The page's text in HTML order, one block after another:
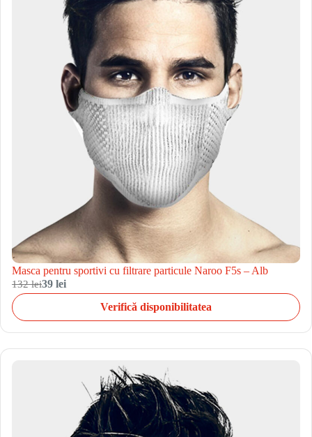
Masca pentru sportivi cu filtrare particule Naroo F5s – Alb
132 lei39 lei
Verifică disponibilitatea